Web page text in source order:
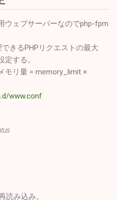
ウェブサーバーなのでphp-fpm
きるPHPリクエストの最大
する。
モリ量 = memory_limit ×
www.conf
読み込み。